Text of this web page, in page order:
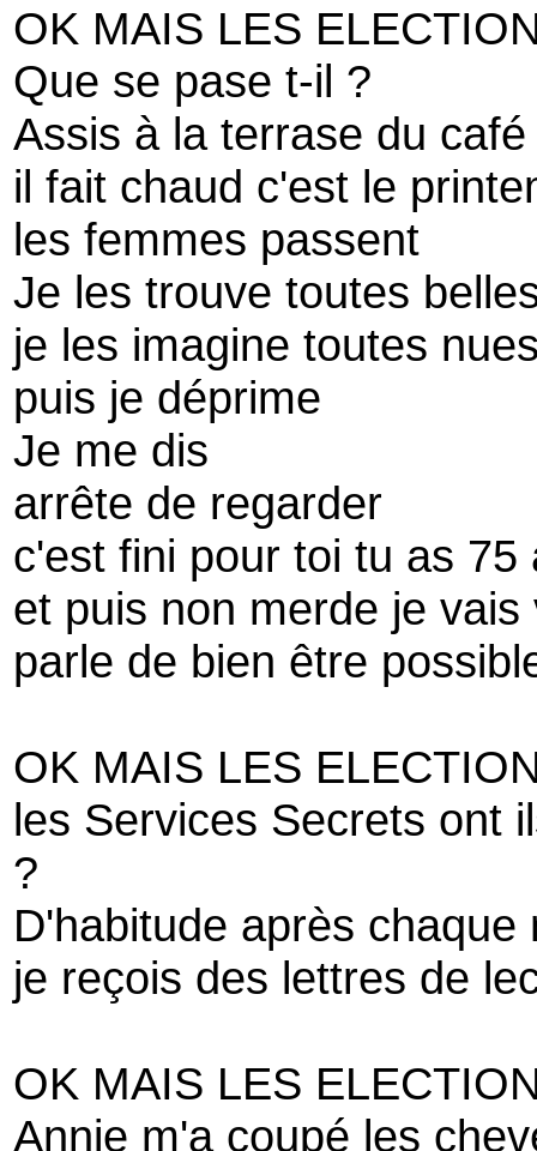
OK MAIS LES
Que se pase t-il ?
Assis à la terrase du café
il fait chaud c'est le
les femmes passent
Je les trouve toutes
je les imagine toutes
puis je déprime
Je me dis
arrête de regarder
c'est fini pour toi tu as 75
et puis non merde je
parle de bien être
OK MAIS LES
les Services Secrets ont
?
D'habitude après chaque
je reçois des lettres de
OK MAIS LES
Annie m'a coupé les